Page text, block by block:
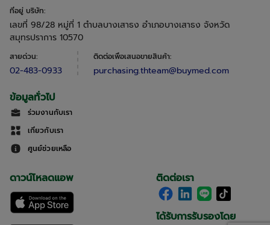
ที่อยู่ บริษัท:
เลขที่ 98/28 หมู่ที่ 1 ตำบลบางเสาธง อำเภอบางเสาธง จังหวัด
สมุทรปราการ 10570
สายด่วน:
02-483-0933
ติดต่อเพื่อเสนอขายสินค้า:
purchasing.thteam@buymed.com
ข้อมูลทั่วไป
ร่วมงานกับเรา
เกี่ยวกับเรา
ศูนย์ช่วยเหลือ
ติดต่อเรา
ได้รับการรับรองโดย
ดาวน์โหลดแอพ